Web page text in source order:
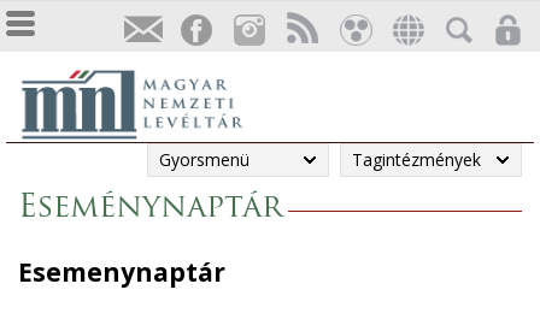
Gyorsmenü Tagintézmények
Eseménynaptár
Esemenynaptár